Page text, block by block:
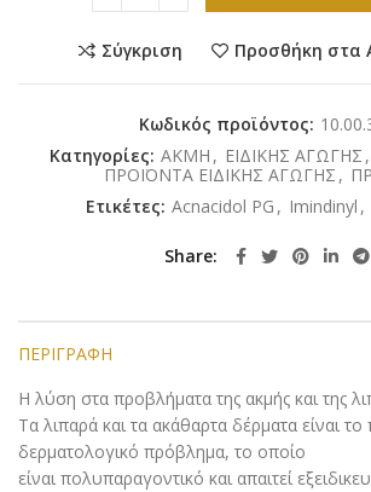
Σύγκριση Προσθήκη στα
Κωδικός προϊόντος:
Κατηγορίες: ΑΚΜΗ , ΕΙΔΙΚΗΣ ΑΓΩΓΗΣ ,
ΠΡΟΪΟΝΤΑ ΕΙΔΙΚΗΣ ΑΓΩΓΗΣ ,
Ετικέτες: Acnacidol PG , Imindinyl ,
Share
ΠΕΡΙΓΡΑΦΉ
Η λύση στα προβλήματα της ακμής και της
Τα λιπαρά και τα ακάθαρτα δέρματα είναι
δερματολογικό πρόβλημα, το οποίο
είναι πολυπαραγοντικό και απαιτεί